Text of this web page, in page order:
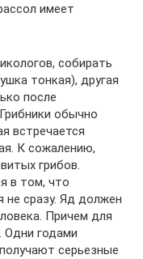
имеет
собирать
тонкая), другая
после
обычно
встречается
К сожалению,
грибов.
в том, что
не сразу. Яд должен
Причем для
Одни годами
серьезные